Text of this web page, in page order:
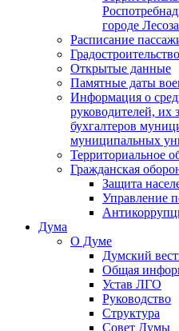
городе
Расписание
Градостроительство
Открытые данные
Памятные даты
Информация о
руководителей, их
бухгалтеров
муниципальных
Территориальное
Гражданская
Защита
Управление
Дума
О Думе
Думский
Общая
Устав ЛГО
Руководство
Структура
Совет Думы